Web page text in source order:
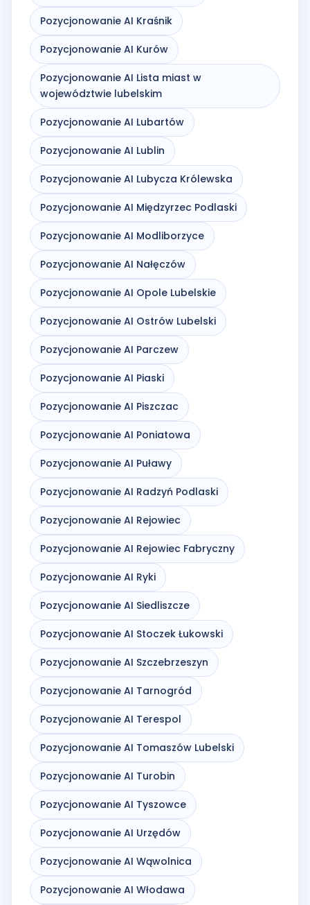
Pozycjonowanie AI Kraśnik
Pozycjonowanie AI Kurów
Pozycjonowanie AI Lista miast w
województwie lubelskim
Pozycjonowanie AI Lubartów
Pozycjonowanie AI Lublin
Pozycjonowanie AI Lubycza Królewska
Pozycjonowanie AI Międzyrzec Podlaski
Pozycjonowanie AI Modliborzyce
Pozycjonowanie AI Nałęczów
Pozycjonowanie AI Opole Lubelskie
Pozycjonowanie AI Ostrów Lubelski
Pozycjonowanie AI Parczew
Pozycjonowanie AI Piaski
Pozycjonowanie AI Piszczac
Pozycjonowanie AI Poniatowa
Pozycjonowanie AI Puławy
Pozycjonowanie AI Radzyń Podlaski
Pozycjonowanie AI Rejowiec
Pozycjonowanie AI Rejowiec Fabryczny
Pozycjonowanie AI Ryki
Pozycjonowanie AI Siedliszcze
Pozycjonowanie AI Stoczek Łukowski
Pozycjonowanie AI Szczebrzeszyn
Pozycjonowanie AI Tarnogród
Pozycjonowanie AI Terespol
Pozycjonowanie AI Tomaszów Lubelski
Pozycjonowanie AI Turobin
Pozycjonowanie AI Tyszowce
Pozycjonowanie AI Urzędów
Pozycjonowanie AI Wąwolnica
Pozycjonowanie AI Włodawa